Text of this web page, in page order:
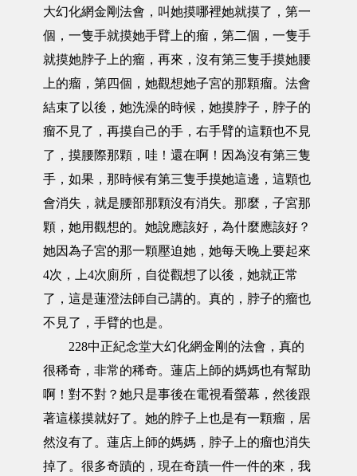
大幻化網金剛法會，叫她摸哪裡她就摸了，第一
個，一隻手就摸她手臂上的瘤，第二個，一隻手
就摸她脖子上的瘤，再來，沒有第三隻手摸她腰
上的瘤，第四個，她觀想她子宮的那顆瘤。法會
結束了以後，她洗澡的時候，她摸脖子，脖子的
瘤不見了，再摸自己的手，右手臂的這顆也不見
了，摸腰際那顆，哇！還在啊！因為沒有第三隻
手，如果，那時候有第三隻手摸她這邊，這顆也
會消失，就是腰部那顆沒有消失。那麼，子宮那
顆，她用觀想的。她說應該好，為什麼應該好？
她因為子宮的那一顆壓迫她，她每天晚上要起來
4次，上4次廁所，自從觀想了以後，她就正常
了，這是蓮澄法師自己講的。真的，脖子的瘤也
不見了，手臂的也是。
228中正紀念堂大幻化網金剛的法會，真的
很稀奇，非常的稀奇。蓮店上師的媽媽也有幫助
啊！對不對？她只是事後在電視看螢幕，然後跟
著這樣摸就好了。她的脖子上也是有一顆瘤，居
然沒有了。蓮店上師的媽媽，脖子上的瘤也消失
掉了。很多奇蹟的，現在奇蹟一件一件的來，我